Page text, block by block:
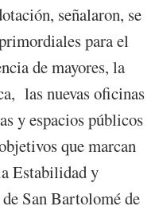
señalaron, se
para el
de mayores, la
las nuevas oficinas
y espacios públicos
que marcan
Estabilidad y
San Bartolomé de